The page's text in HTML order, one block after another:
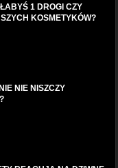
1 DROGI CZY
KOSMETYKÓW?
NIE NISZCZY